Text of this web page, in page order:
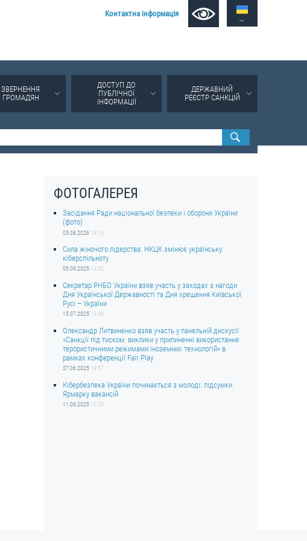
Контактна інформація
ЗВЕРНЕННЯ
ГРОМАДЯН
ДОСТУП ДО
ПУБЛІЧНОЇ
ІНФОРМАЦІЇ
ДЕРЖАВНИЙ
РЕЄСТР САНКЦІЙ
ФОТОГАЛЕРЕЯ
Засідання Ради національної безпеки і оборони України
(фото)
05.08.2026 18:10
Сила жіночого лідерства: НКЦК змінює українську
кіберспільноту
05.09.2025 14:32
Секретар РНБО України взяв участь у заходах з нагоди
Дня Української Державності та Дня хрещення Київської
Русі – України
15.07.2025 15:36
Олександр Литвиненко взяв участь у панельній дискусії
«Санкції під тиском: виклики у припиненні використання
терористичними режимами іноземних технологій» в
рамках конференції Fair Play
27.06.2025 19:57
Кібербезпека України починається з молоді: підсумки
Ярмарку вакансій
11.06.2025 10:08